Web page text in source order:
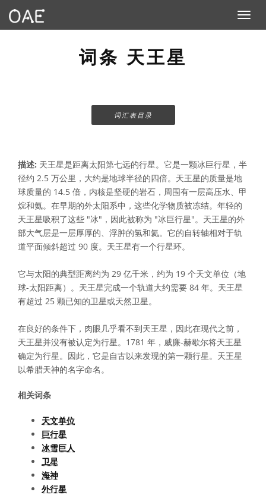
Toggle
词条 天王星
词汇表目录
描述: 天王星是距离太阳第七远的行星。它是一颗冰巨行星，半
径约 2.5 万公里，大约是地球半径的四倍。天王星的质量是地
球质量的 14.5 倍，内核是坚硬的岩石，周围有一层高压水、甲
烷和氨。在早期的外太阳系中，这些化学物质被冻结。年轻的
天王星吸积了这些 "冰"，因此被称为 "冰巨行星"。天王星的外
部大气层是一层厚厚的、浮肿的氢和氦。它的自转轴相对于轨
道平面倾斜超过 90 度。天王星有一个行星环。
它与太阳的典型距离约为 29 亿千米，约为 19 个天文单位（地
球-太阳距离）。天王星完成一个轨道大约需要 84 年。天王星
有超过 25 颗已知的卫星或天然卫星。
在良好的条件下，肉眼几乎看不到天王星，因此在现代之前，
天王星并没有被认定为行星。1781 年，威廉-赫歇尔将天王星
确定为行星。因此，它是自古以来发现的第一颗行星。天王星
以希腊天神的名字命名。
相关词条
天文单位
巨行星
冰雪巨人
卫星
海神
外行星